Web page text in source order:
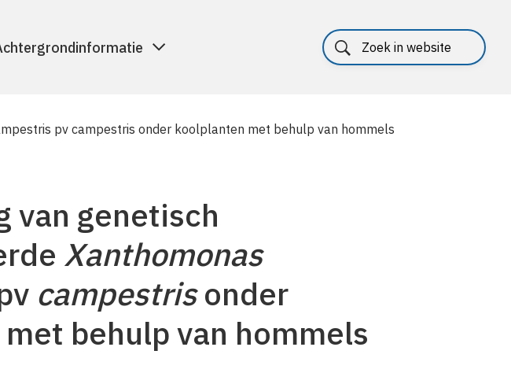
pv campestris onder koolplanten met behulp van hommels
van genetisch
Xanthomonas
campestrisonder
behulp van hommels